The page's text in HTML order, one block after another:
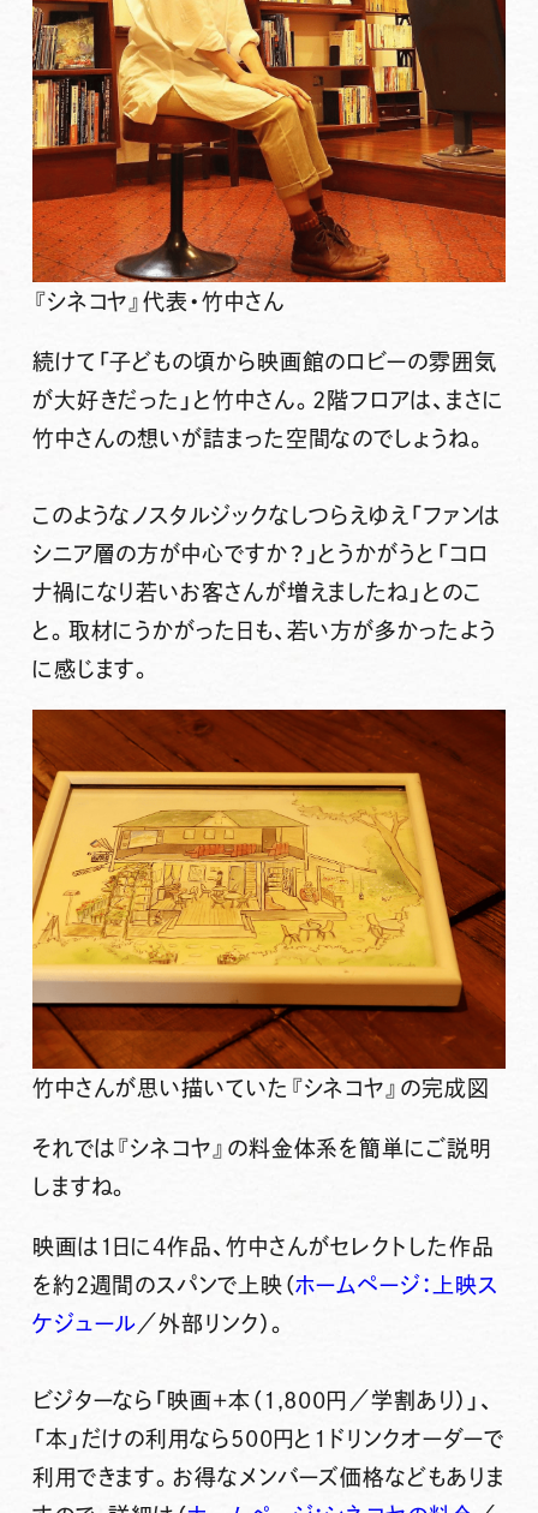
『シネコヤ』代表・竹中さん
続けて「子どもの頃から映画館のロビーの雰囲気
が大好きだった」と竹中さん。2階フロアは、まさに
竹中さんの想いが詰まった空間なのでしょうね。
このようなノスタルジックなしつらえゆえ「ファンは
シニア層の方が中心ですか？」とうかがうと「コロ
ナ禍になり若いお客さんが増えましたね」とのこ
と。取材にうかがった日も、若い方が多かったよう
に感じます。
竹中さんが思い描いていた『シネコヤ』の完成図
それでは『シネコヤ』の料金体系を簡単にご説明
しますね。
映画は1日に4作品、竹中さんがセレクトした作品
を約2週間のスパンで上映 （ホームページ：上映ス
ケジュール ／外部リンク）。
ビジターなら「映画+本（1,800円／学割あり）」 、
「本」だけの利用なら500円と1ドリンクオーダーで
利用できます。 お得なメンバーズ価格などもありま